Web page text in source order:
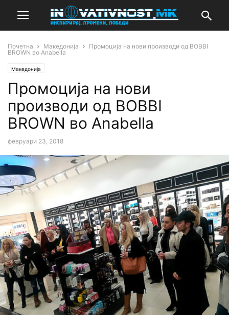
Почетна Македонија
Промоција на нови производи од BOBBI
BROWN во Anabella
Македонија
Промоција на нови
производи од BOBBI
BROWN во Anabella
февруари 23, 2018